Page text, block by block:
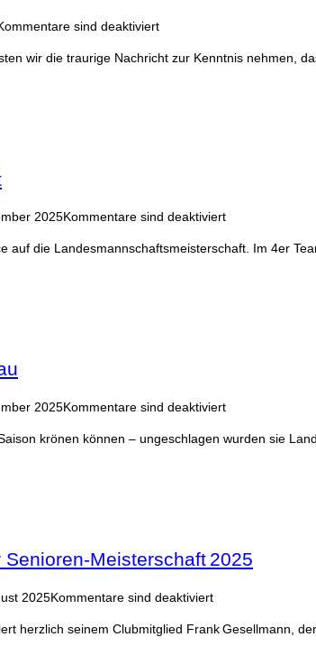
sind deaktiviert
wir die traurige Nachricht zur Kenntnis nehmen,
2025Kommentare sind deaktiviert
die Landesmannschaftsmeisterschaft. Im 4er
2025Kommentare sind deaktiviert
krönen können – ungeschlagen wurden sie
Meisterschaft 2025
2025Kommentare sind deaktiviert
herzlich seinem Clubmitglied Frank Gesellmann,